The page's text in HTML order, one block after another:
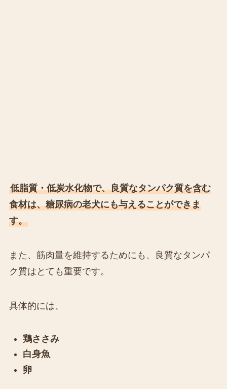
低脂質・低炭水化物で、良質なタンパク質を含む
食材は、糖尿病の老犬にも与えることができま
す。
また、筋肉量を維持するためにも、良質なタンパ
ク質はとても重要です。
具体的には、
鶏ささみ
白身魚
卵